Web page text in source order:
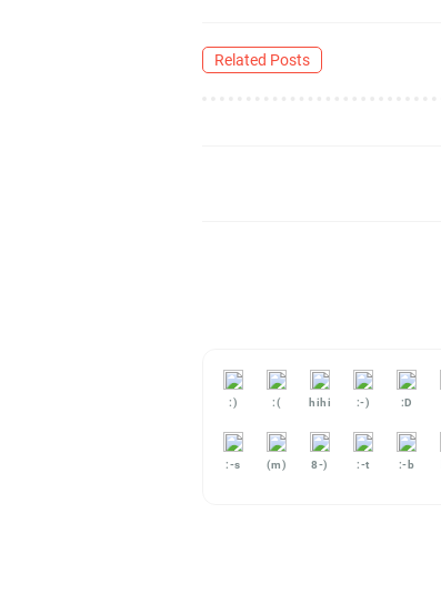
Related Posts
:) :( hihi :-) :D
:-s (m) 8-) :-t :-b